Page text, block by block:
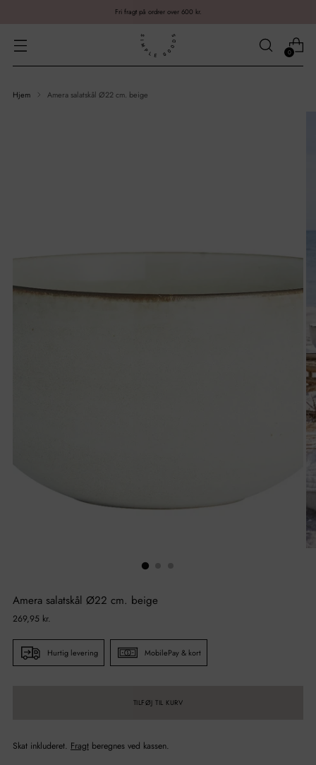
Fri fragt på ordrer over 600 kr.
0
Hjem Amera salatskål Ø22 cm. beige
Amera salatskål Ø22 cm. beige
Normal
269,95 kr.
Hurtig levering MobilePay & kort
TILFØJ TIL KURV
Skat inkluderet. Fragt beregnes ved kassen.